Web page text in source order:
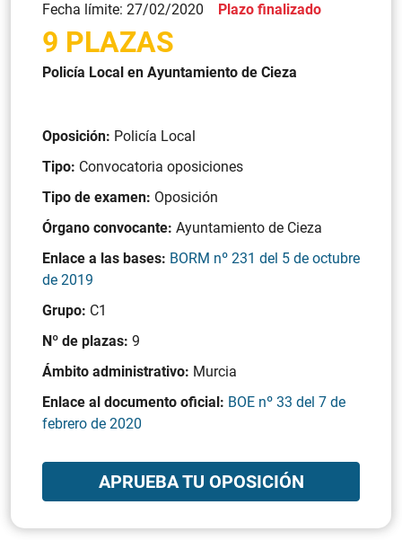
Fecha límite: 27/02/2020 Plazo finalizado
9 PLAZAS
Policía Local en Ayuntamiento de Cieza
Oposición: Policía Local
Tipo: Convocatoria oposiciones
Tipo de examen: Oposición
Órgano convocante: Ayuntamiento de Cieza
Enlace a las bases: BORM nº 231 del 5 de octubre
de 2019
Grupo: C1
Nº de plazas: 9
Ámbito administrativo: Murcia
Enlace al documento oficial: BOE nº 33 del 7 de
febrero de 2020
APRUEBA TU OPOSICIÓN